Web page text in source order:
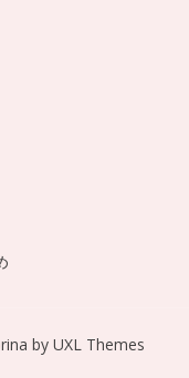
by UXL Themes